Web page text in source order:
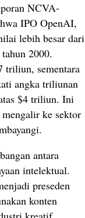
NCVA-
IPO OpenAI,
lebih besar dari
2000.
triliun, sementara
angka triliunan
$4 triliun. Ini
mengalir ke sektor
antara
intelektual.
preseden
konten